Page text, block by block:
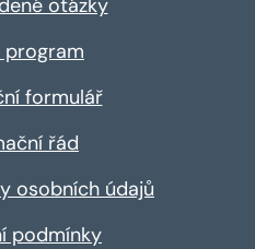
program
formulář
řád
osobních údajů
podmínky